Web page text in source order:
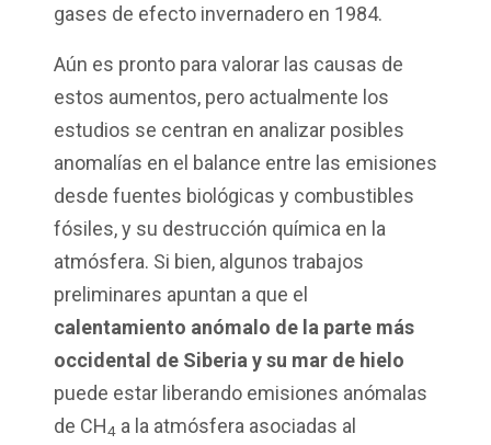
gases de efecto invernadero en 1984.
Aún es pronto para valorar las causas de
estos aumentos, pero actualmente los
estudios se centran en analizar posibles
anomalías en el balance entre las emisiones
desde fuentes biológicas y combustibles
fósiles, y su destrucción química en la
atmósfera. Si bien, algunos trabajos
preliminares apuntan a que el
calentamiento anómalo de la parte más
occidental de Siberia y su mar de hielo
puede estar liberando emisiones anómalas
de CH4 a la atmósfera asociadas al